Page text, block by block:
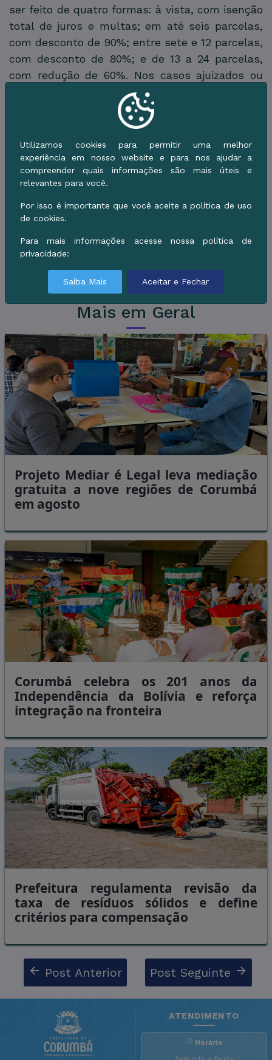
ser feito de quatro formas: à vista, com isenção
total de juros e multas; em até seis parcelas,
com desconto de 90%; entre sete e 12 parcelas,
com desconto de 80%; e de 13 a 24 parcelas,
com redução de 60%. Nos casos ajuizados ou
protestados, o contribuinte deverá pagar
também honorários advocatícios de 10% sobre o
O atendimento é realizado na Procuradoria
Fiscal e Tributária, para débitos inscritos em
dívida ativa, e na Auditoria-Geral da Fazenda,
para os demais casos. O Centro de
Atendimento ao Cidadão (CAC), localizado na
Independência, também presta orientações
Mais em Geral
Projeto Mediar é Legal leva mediação
gratuita a nove regiões de Corumbá
em agosto
Corumbá celebra os 201 anos da
Independência da Bolívia e reforça
integração na fronteira
Prefeitura regulamenta revisão da
taxa de resíduos sólidos e define
critérios para compensação
Post Anterior Post Seguinte
ATENDIMENTO
Horário
Utilizamos cookies para permitir uma melhor
experiência em nosso website e para nos ajudar a
compreender quais informações são mais úteis e
relevantes para você.
Por isso é importante que você aceite a política de uso
de cookies.
Para mais informações acesse nossa política de
privacidade:
Saiba Mais Aceitar e Fechar